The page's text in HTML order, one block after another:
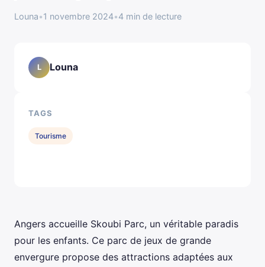
Louna•1 novembre 2024•4 min de lecture
Angers accueille Skoubi Parc, un véritable paradis
pour les enfants. Ce parc de jeux de grande
envergure propose des attractions adaptées aux
L Louna
TAGS
Tourisme